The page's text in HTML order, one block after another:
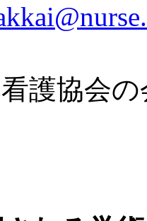
会の会